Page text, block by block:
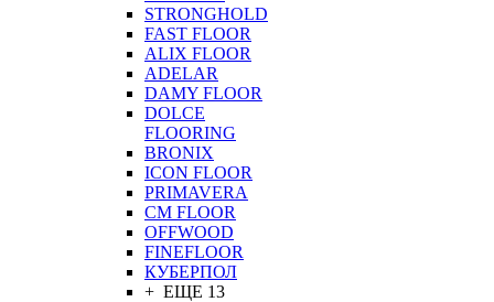
STRONGHOLD
FAST FLOOR
ALIX FLOOR
ADELAR
DAMY FLOOR
DOLCE
FLOORING
BRONIX
ICON FLOOR
PRIMAVERA
CM FLOOR
OFFWOOD
FINEFLOOR
КУБЕРПОЛ
+ ЕЩЕ 13